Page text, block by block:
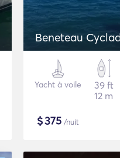
Beneteau
Yacht à voile
39 ft
12 m
$375 /nuit